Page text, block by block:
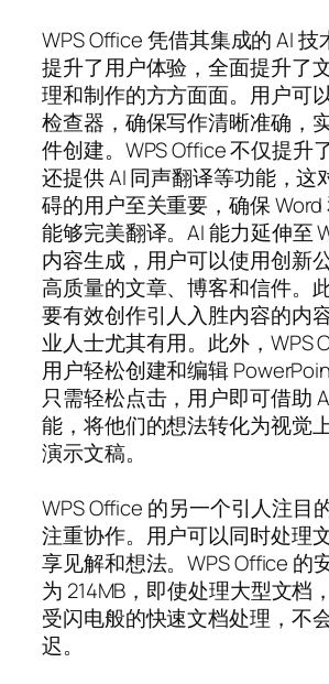
WPS Office 凭借其集成的 AI 技
提升了用户体验，全面提升了
理和制作的方方面面。用户可
检查器，确保写作清晰准确，
件创建。WPS Office 不仅提升
还提供 AI 同声翻译等功能，这
碍的用户至关重要，确保 Word
能够完美翻译。AI 能力延伸至
内容生成，用户可以使用创新
高质量的文章、博客和信件。
要有效创作引人入胜内容的内
业人士尤其有用。此外，WPS
用户轻松创建和编辑
只需轻松点击，用户即可借助
能，将他们的想法转化为视觉
演示文稿。
WPS Office 的另一个引人注目
注重协作。用户可以同时处理
享见解和想法。WPS Office 的
为 214MB，即使处理大型文档
受闪电般的快速文档处理，不
迟。